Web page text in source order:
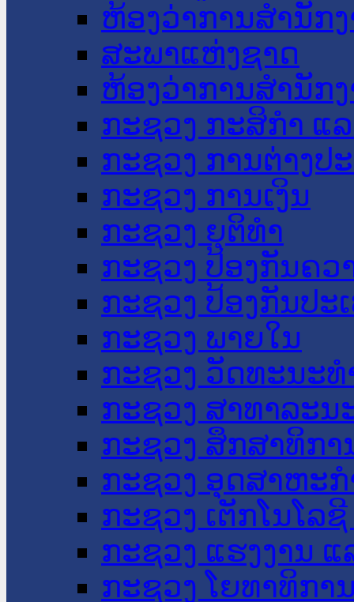
ຫ້ອງວ່າການສໍານັກ
ສະພາແຫ່ງຊາດ
ຫ້ອງວ່າການສຳນັກ
ກະຊວງ ກະສິກຳ ແ
ກະຊວງ ການຕ່າງປ
ກະຊວງ ການເງິນ
ກະຊວງ ຍຸຕິທໍາ
ກະຊວງ ປ້ອງກັນຄວ
ກະຊວງ ປ້ອງກັນປະ
ກະຊວງ ພາຍໃນ
ກະຊວງ ວັດທະນະ
ກະຊວງ ສາທາລະນ
ກະຊວງ ສຶກສາທິກາ
ກະຊວງ ອຸດສາຫະ
ກະຊວງ ເຕັກໂນໂລ
ກະຊວງ ແຮງງານ
ກະຊວງ ໂຍທາທິກາ